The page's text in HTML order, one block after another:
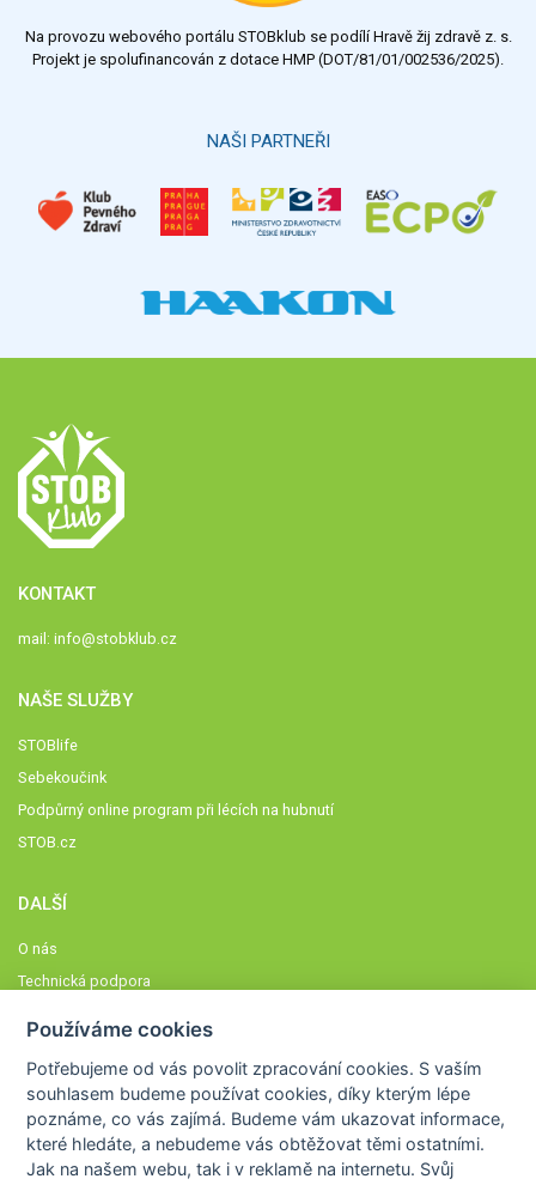
Na provozu webového portálu STOBklub se podílí Hravě žij zdravě z. s.
Projekt je spolufinancován z dotace HMP (DOT/81/01/002536/2025).
NAŠI PARTNEŘI
KONTAKT
mail: info@stobklub.cz
NAŠE SLUŽBY
STOBlife
Sebekoučink
Podpůrný online program při lécích na hubnutí
STOB.cz
DALŠÍ
O nás
Technická podpora
Členové STOBklubu
Zásady nakládání s osobními údaji
Otestujte se
Spočítejte si
Používáme cookies
Potřebujeme od vás povolit zpracování cookies. S vaším
souhlasem budeme používat cookies, díky kterým lépe
poznáme,co vás zajímá. Budeme vám ukazovat informace,
které hledáte, a nebudeme vás obtěžovat těmi ostatními.
Jak na našem webu, tak i v reklamě na internetu. Svůj